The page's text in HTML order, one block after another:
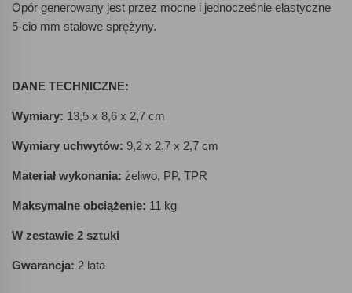
Opór generowany jest przez mocne i jednocześnie elastyczne
5-cio mm stalowe sprężyny.
DANE TECHNICZNE:
Wymiary: 13,5 x 8,6 x 2,7 cm
Wymiary uchwytów: 9,2 x 2,7 x 2,7 cm
Materiał wykonania: żeliwo, PP, TPR
Maksymalne obciążenie: 11 kg
W zestawie 2 sztuki
Gwarancja: 2 lata